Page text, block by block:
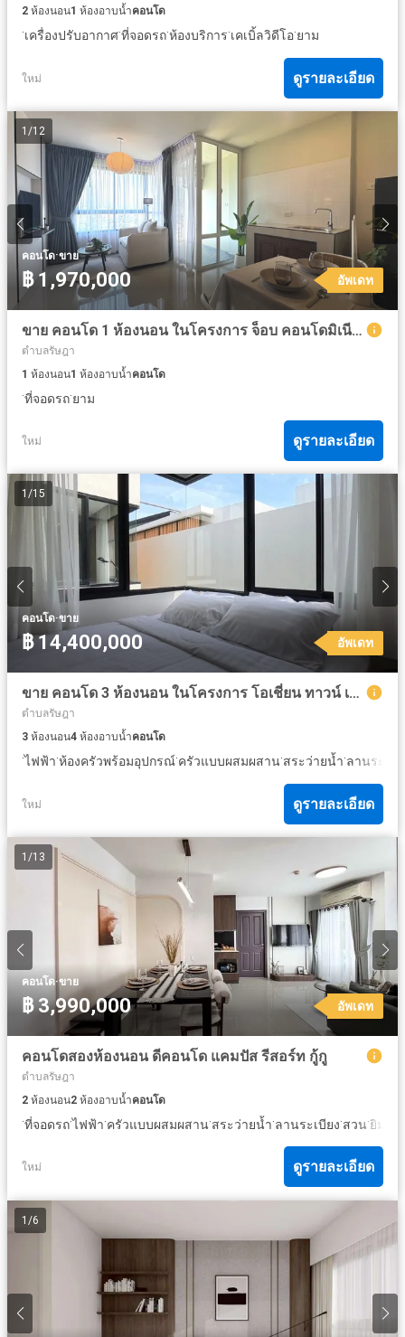
2 ห้องนอน1 ห้องอาบน้ำคอนโด
·เครื่องปรับอากาศ·ที่จอดรถ·ห้องบริการ·เคเบิ้ลวิดีโอ·ยาม
ใหม่ ดูรายละเอียด
1 /12
คอนโด·ขาย
฿ 1,970,000 อัพเดท
ขาย คอนโด 1 ห้องนอน ในโครงการ จ็อบ คอนโดมิเนียม
ตำบลรัษฎา
1 ห้องนอน1 ห้องอาบน้ำคอนโด
·ที่จอดรถ·ยาม
ใหม่ ดูรายละเอียด
1 /15
คอนโด·ขาย
฿ 14,400,000 อัพเดท
ขาย คอนโด 3 ห้องนอน ในโครงการ โอเชี่ยน ทาวน์ เมือง-รัษฎา
ตำบลรัษฎา
3 ห้องนอน4 ห้องอาบน้ำคอนโด
·ไฟฟ้า·ห้องครัวพร้อมอุปกรณ์·ครัวแบบผสมผสาน·สระว่ายน้ำ·ลานระเบี
ใหม่ ดูรายละเอียด
1 /13
คอนโด·ขาย
฿ 3,990,000 อัพเดท
คอนโดสองห้องนอน ดีคอนโด แคมปัส รีสอร์ท กู้กู
ตำบลรัษฎา
2 ห้องนอน2 ห้องอาบน้ำคอนโด
·ที่จอดรถ·ไฟฟ้า·ครัวแบบผสมผสาน·สระว่ายน้ำ·ลานระเบียง·สวน·ยิม
ใหม่ ดูรายละเอียด
1 /6